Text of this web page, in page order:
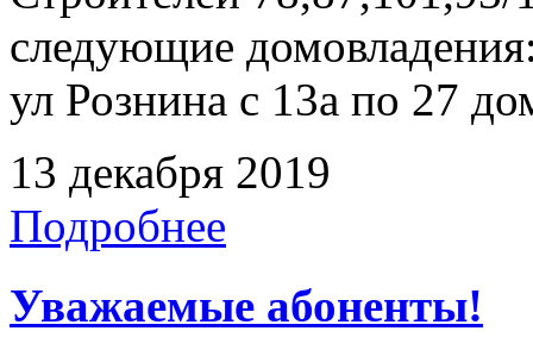
следующие
ул Рознина с 13а по 27
13 декабря 2019
Подробнее
Уважаемые абоненты!